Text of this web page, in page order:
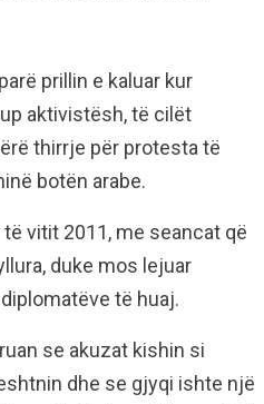
prillin e kaluar kur
aktivistësh, të cilët
thirrje për protesta të
botën arabe.
vitit 2011, me seancat që
duke mos lejuar
të huaj.
se akuzat kishin si
dhe se gjyqi ishte një